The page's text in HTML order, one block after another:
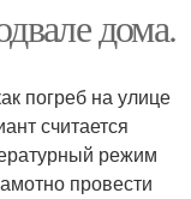
дома.
погреб на улице
считается
режим
провести